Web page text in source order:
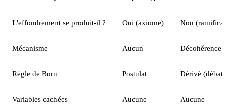
L'effondrement se produit-il ? Oui (axiome) Non
Mécanisme Aucun Décohérence
Règle de Born Postulat Dérivé
Variables cachées Aucune Aucune